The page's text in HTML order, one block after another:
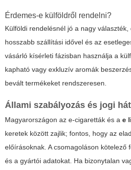
Érdemes-e külföldről rendelni?
Külföldi rendelésnél jó a nagy választék,
hosszabb szállítási idővel és az
vásárló kísérleti fázisban használja a
kapható vagy exkluzív aromák
bevált termékeket rendszeresen.
Állami szabályozás és jogi
Magyarországon az e-cigaretták és a e
keretek között zajlik; fontos, hogy az
előírásoknak. A csomagoláson kötelező
és a gyártói adatokat. Ha bizonytalan